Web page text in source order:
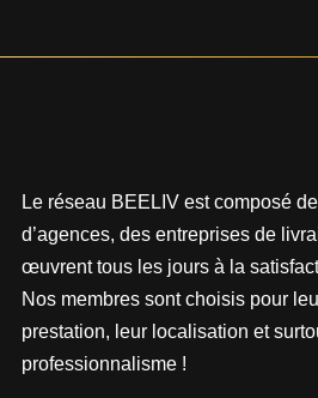
Le réseau BEELIV est composé
d’agences, des entreprises de
œuvrent tous les jours à la
Nos membres sont choisis pour
prestation, leur localisation et
professionnalisme !